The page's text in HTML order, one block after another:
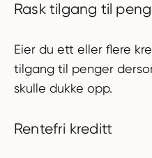
Rask tilgang til
Eier du ett eller flere
tilgang til penger
skulle dukke opp.
Rentefri kreditt